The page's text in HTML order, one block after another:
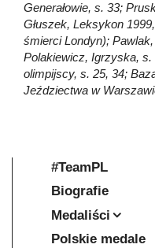
Generałowie, s. 33;
Głuszek, Leksykon
śmierci Londyn);
Polakiewicz, Igrzyska,
olimpijscy, s. 25, 34;
Jeździectwa w
#TeamPL
Biografie
Medaliści
Polskie medale